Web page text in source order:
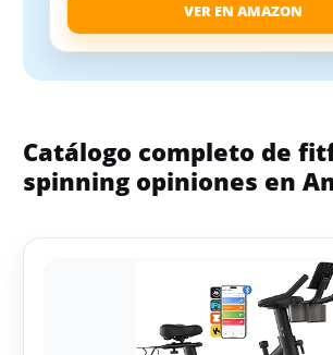
VER EN AMAZON
Catálogo completo de
spinning opiniones en